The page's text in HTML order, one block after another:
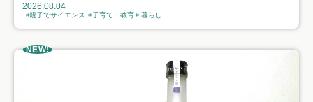
2026.08.04
親子でサイエンス 子育て・教育 暮らし
NEW!